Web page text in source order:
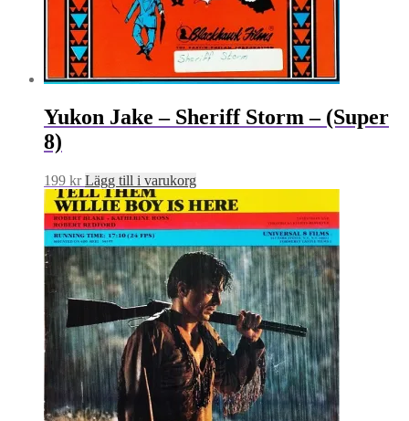
Yukon Jake – Sheriff Storm – (Super
8)
199 kr Lägg till i varukorg